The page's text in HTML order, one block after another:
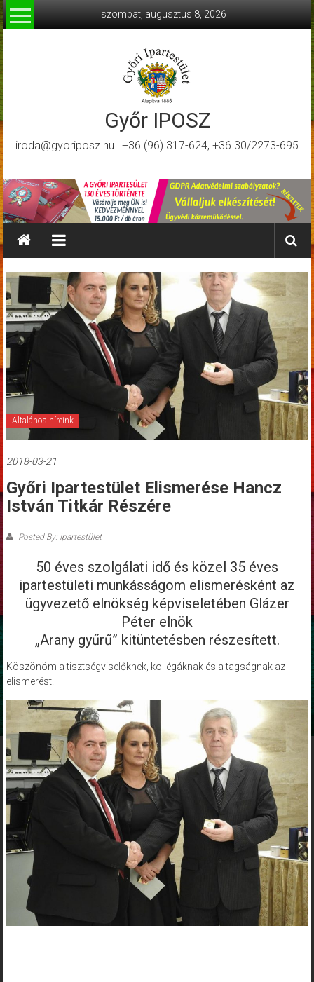
Skip
to
content
szombat, augusztus 8, 2026
Győr IPOSZ
iroda@gyoriposz.hu | +36 (96) 317-624, +36 30/2273-695
Általános híreink
2018-03-21
Győri Ipartestület Elismerése Hancz
István Titkár Részére
Posted By: Ipartestület
50 éves szolgálati idő és közel 35 éves
ipartestületi munkásságom elismerésként az
ügyvezető elnökség képviseletében Glázer
Péter elnök
„Arany gyűrű” kitüntetésben részesített.
Köszönöm a tisztségviselőknek, kollégáknak és a tagságnak az
elismerést.